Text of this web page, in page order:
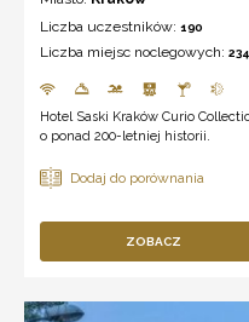
Liczba uczestników: 190
Liczba miejsc noclegowych: 234
Hotel Saski Kraków Curio
o ponad 200-letniej historii.
ZOBACZ